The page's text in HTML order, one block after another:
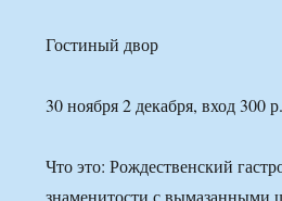
Гостиный двор
30 ноября 2 декабря, вход 300
Что это: Рождественский